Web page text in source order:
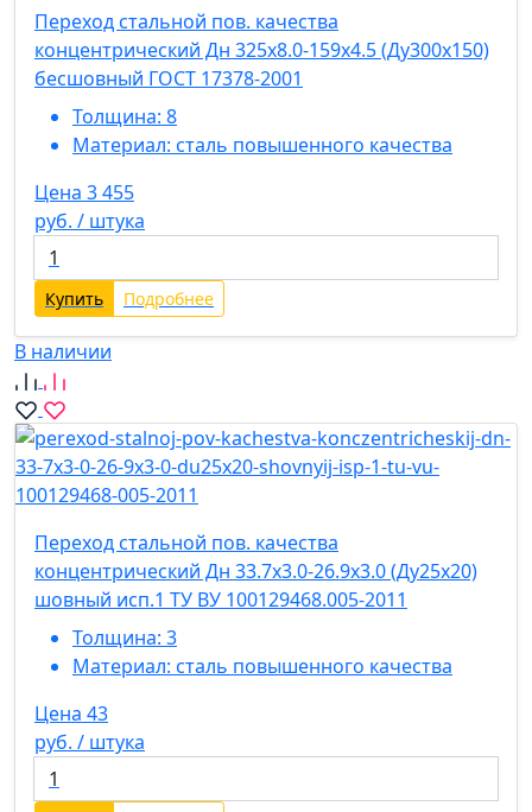
Переход стальной пов. качества
концентрический Дн 325х8.0-159х4.5 (Ду300х150)
бесшовный ГОСТ 17378-2001
Толщина: 8
Материал: сталь повышенного качества
Цена 3 455
руб. / штука
Купить Подробнее
В наличии
Переход стальной пов. качества
концентрический Дн 33.7х3.0-26.9х3.0 (Ду25х20)
шовный исп.1 ТУ ВУ 100129468.005-2011
Толщина: 3
Материал: сталь повышенного качества
Цена 43
руб. / штука